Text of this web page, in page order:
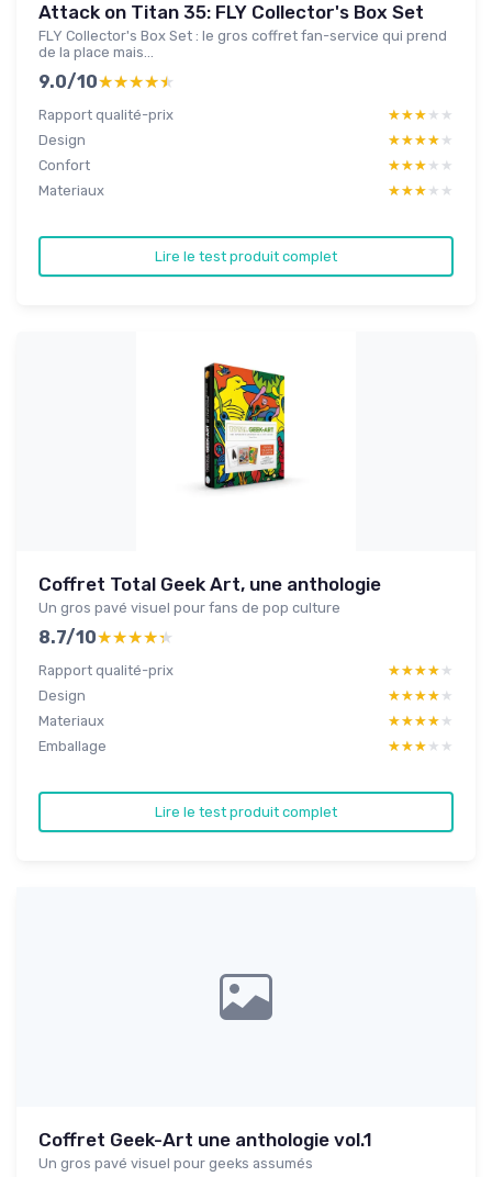
Attack on Titan 35: FLY Collector's Box Set
FLY Collector's Box Set : le gros coffret fan-service qui prend
de la place mais...
9.0/10★★★★★
★★★★★
Rapport qualité-prix ★★★★★
★★★★★
Design
★★★★★
★★★★★
Confort
★★★★★
★★★★★
Materiaux
★★★★★
★★★★★
Lire le test produit complet
Coffret Total Geek Art, une anthologie
Un gros pavé visuel pour fans de pop culture
8.7/10★★★★★
★★★★★
Rapport qualité-prix ★★★★★
★★★★★
Design
★★★★★
★★★★★
Materiaux
★★★★★
★★★★★
Emballage
★★★★★
★★★★★
Lire le test produit complet
Coffret Geek-Art une anthologie vol.1
Un gros pavé visuel pour geeks assumés